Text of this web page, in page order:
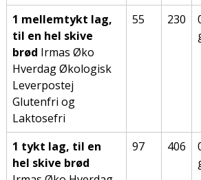
1 mellemtykt lag,
til en hel skive
brød Irmas Øko
Hverdag Økologisk
Leverpostej
Glutenfri og
Laktosefri
55 230
1 tykt lag, til en
hel skive brød
97 406